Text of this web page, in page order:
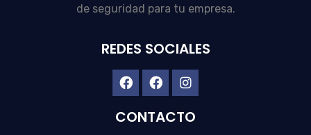
de seguridad para tu empresa.
REDES SOCIALES
CONTACTO